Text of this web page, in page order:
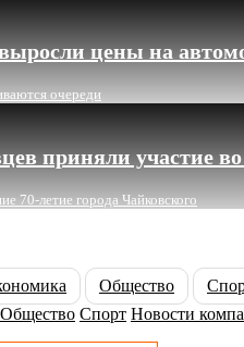
цены на
очереди
приняли участие
70-летие города Чайковского
Общество
Общество Спорт Новости